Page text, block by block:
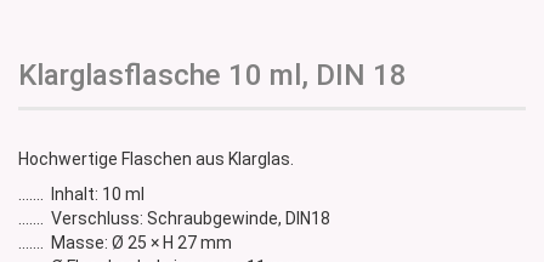
Klarglasflasche 10 ml, DIN 18
Hochwertige Flaschen aus Klarglas.
....... Inhalt: 10 ml
....... Verschluss: Schraubgewinde, DIN18
....... Masse: Ø 25 × H 27 mm